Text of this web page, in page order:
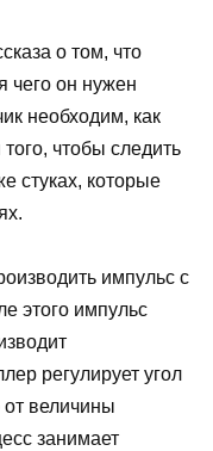
о том, что
чего он нужен
необходим, как
чтобы следить
стуках, которые
импульс с
этого импульс
регулирует угол
величины
занимает